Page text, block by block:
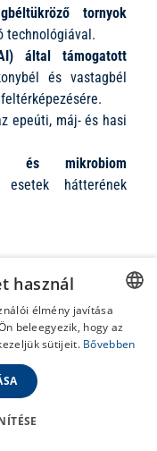
tornyok
technológiával.
által támogatott
és vastagbél
epeúti, máj- és hasi
és mikrobiom
hátterének
HUNGARIAN
használ
élmény javítása
beleegyezik, hogy az
sütijeit. Bővebben